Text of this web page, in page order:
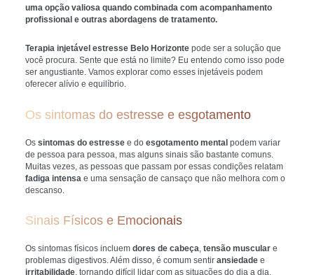
uma opção valiosa quando combinada com acompanhamento
profissional e outras abordagens de tratamento.
Terapia injetável estresse Belo Horizonte pode ser a solução que
você procura. Sente que está no limite? Eu entendo como isso pode
ser angustiante. Vamos explorar como esses injetáveis podem
oferecer alívio e equilíbrio.
Os sintomas do estresse e esgotamento
Os sintomas do estresse e do esgotamento mental podem variar
de pessoa para pessoa, mas alguns sinais são bastante comuns.
Muitas vezes, as pessoas que passam por essas condições relatam
fadiga intensa e uma sensação de cansaço que não melhora com o
descanso.
Sinais Físicos e Emocionais
Os sintomas físicos incluem dores de cabeça, tensão muscular e
problemas digestivos. Além disso, é comum sentir ansiedade e
irritabilidade, tornando difícil lidar com as situações do dia a dia.